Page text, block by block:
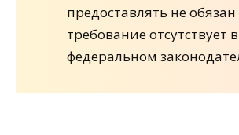
предоставлять не обязан
требование отсутствует в
федеральном